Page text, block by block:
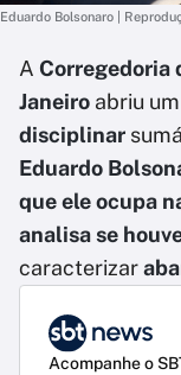
Eduardo Bolsonaro |
A Corregedoria
Janeiro abriu um
disciplinar
Eduardo
que ele ocupa
analisa se
caracterizar
Acompanhe o